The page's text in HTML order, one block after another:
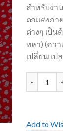
สำหรับงา
ตกแต่งภา
ต่างๆ เป็น
หลา) (คว
เปลี่ยนแป
Add to